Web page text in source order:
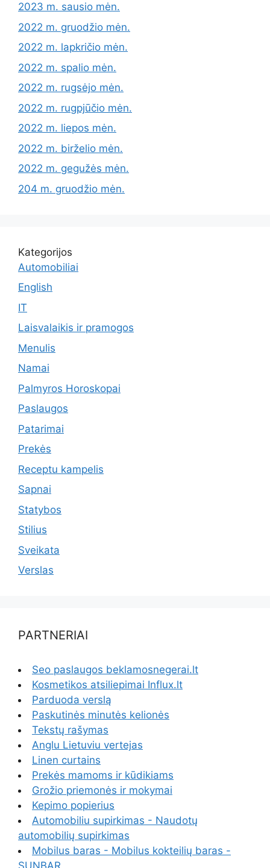
2023 m. sausio mėn.
2022 m. gruodžio mėn.
2022 m. lapkričio mėn.
2022 m. spalio mėn.
2022 m. rugsėjo mėn.
2022 m. rugpjūčio mėn.
2022 m. liepos mėn.
2022 m. birželio mėn.
2022 m. gegužės mėn.
204 m. gruodžio mėn.
Kategorijos
Automobiliai
English
IT
Laisvalaikis ir pramogos
Menulis
Namai
Palmyros Horoskopai
Paslaugos
Patarimai
Prekės
Receptu kampelis
Sapnai
Statybos
Stilius
Sveikata
Verslas
PARTNERIAI
Seo paslaugos beklamosnegerai.lt
Kosmetikos atsiliepimai Influx.lt
Parduoda verslą
Paskutinės minutės kelionės
Tekstų rašymas
Anglu Lietuviu vertejas
Linen curtains
Prekės mamoms ir kūdikiams
Grožio priemonės ir mokymai
Kepimo popierius
Automobiliu supirkimas - Naudotų
automobilių supirkimas
Mobilus baras - Mobilus kokteilių baras -